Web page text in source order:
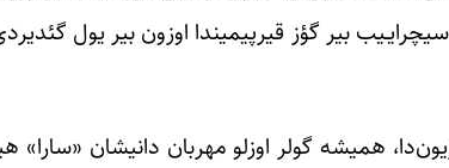
سیچرایـیب بیر گؤز قیرپیمیندا اوزون بیر یول